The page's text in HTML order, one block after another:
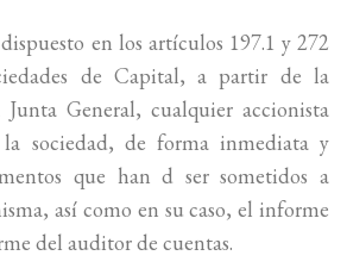
en los artículos 197.1 y 272
de Capital, a partir de la
General, cualquier accionista
sociedad, de forma inmediata y
que han d ser sometidos a
así como en su caso, el informe
del auditor de cuentas.